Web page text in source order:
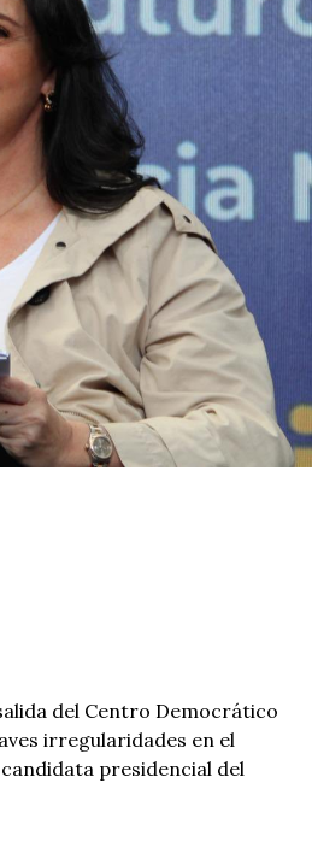
del Centro Democrático
irregularidades en el
presidencial del